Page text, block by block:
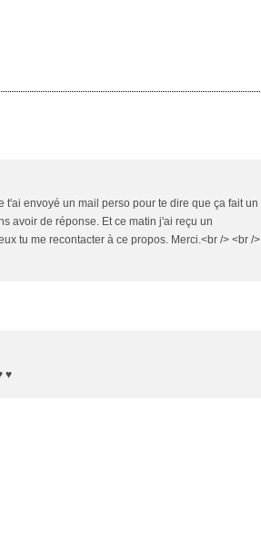
t'ai envoyé un mail perso pour te dire que ça fait un
avoir de réponse. Et ce matin j'ai reçu un
tu me recontacter à ce propos. Merci.<br /> <br />
♥